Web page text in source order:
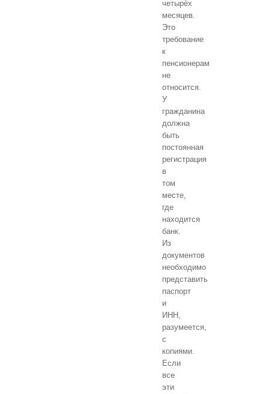
четырёх
месяцев.
Это
требование
к
пенсионерам
не
относится.
У
гражданина
должна
быть
постоянная
регистрация
в
том
месте,
где
находится
банк.
Из
документов
необходимо
представить
паспорт
и
ИНН,
разумеется,
с
копиями.
Если
все
эти